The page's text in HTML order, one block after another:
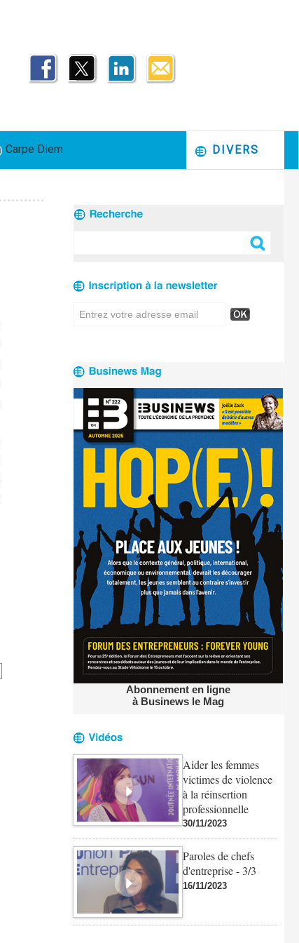
Carpe Diem DIVERS
Abonnement en ligne
à Businews le Mag
Aider les femmes
victimes de violence
à la réinsertion
professionnelle
30/11/2023
Paroles de chefs
d'entreprise - 3/3
16/11/2023